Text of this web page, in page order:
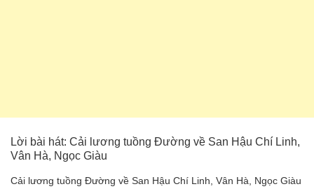
Lời bài hát: Cải lương tuồng Đường về San Hậu Chí Linh,
Vân Hà, Ngọc Giàu
Cải lương tuồng Đường về San Hậu Chí Linh, Vân Hà, Ngọc Giàu